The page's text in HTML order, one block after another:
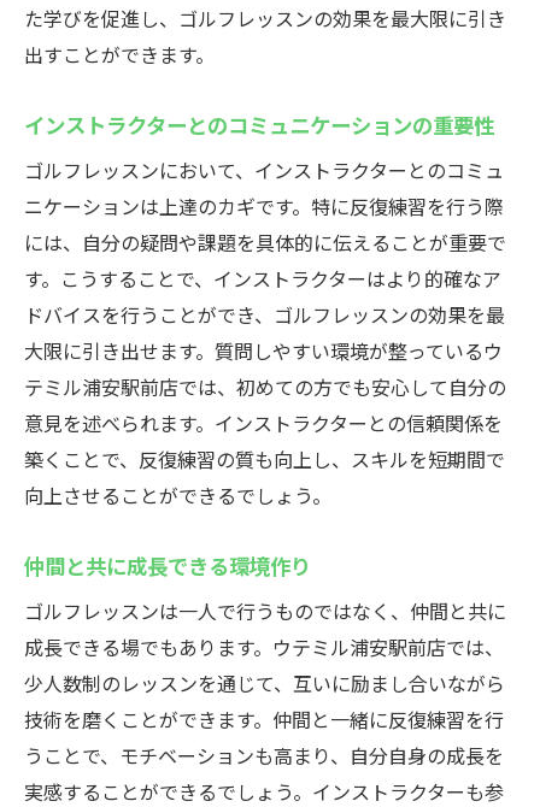
た学びを促進し、ゴルフレッスンの効果を最大限に引き
出すことができます。
インストラクターとのコミュニケーションの重要性
ゴルフレッスンにおいて、インストラクターとのコミュ
ニケーションは上達のカギです。特に反復練習を行う際
には、自分の疑問や課題を具体的に伝えることが重要で
す。こうすることで、インストラクターはより的確なア
ドバイスを行うことができ、ゴルフレッスンの効果を最
大限に引き出せます。質問しやすい環境が整っているウ
テミル浦安駅前店では、初めての方でも安心して自分の
意見を述べられます。インストラクターとの信頼関係を
築くことで、反復練習の質も向上し、スキルを短期間で
向上させることができるでしょう。
仲間と共に成長できる環境作り
ゴルフレッスンは一人で行うものではなく、仲間と共に
成長できる場でもあります。ウテミル浦安駅前店では、
少人数制のレッスンを通じて、互いに励まし合いながら
技術を磨くことができます。仲間と一緒に反復練習を行
うことで、モチベーションも高まり、自分自身の成長を
実感することができるでしょう。インストラクターも参